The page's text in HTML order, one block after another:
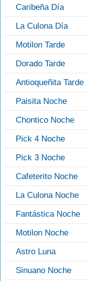
Caribeña Día
La Culona Día
Motilon Tarde
Dorado Tarde
Antioqueñita Tarde
Paisita Noche
Chontico Noche
Pick 4 Noche
Pick 3 Noche
Cafeterito Noche
La Culona Noche
Fantástica Noche
Motilon Noche
Astro Luna
Sinuano Noche